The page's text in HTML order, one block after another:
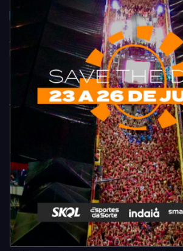
Acompanhe todas as novidades do
Fortaleza. Dicas, promoções, coberturas
Categorias
Camarote Vip Junino
Cidade
Destaques
Marketing
Música
News